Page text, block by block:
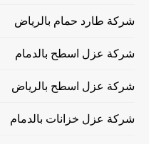
شركة طارد حمام بالرياض
شركة عزل اسطح بالدمام
شركة عزل اسطح بالرياض
شركة عزل خزانات بالدمام